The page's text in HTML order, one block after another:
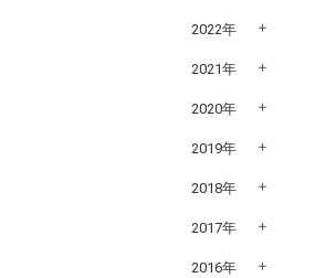
2022年
2021年
2020年
2019年
2018年
2017年
2016年